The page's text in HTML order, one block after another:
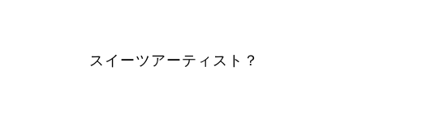
スイーツアーティスト？